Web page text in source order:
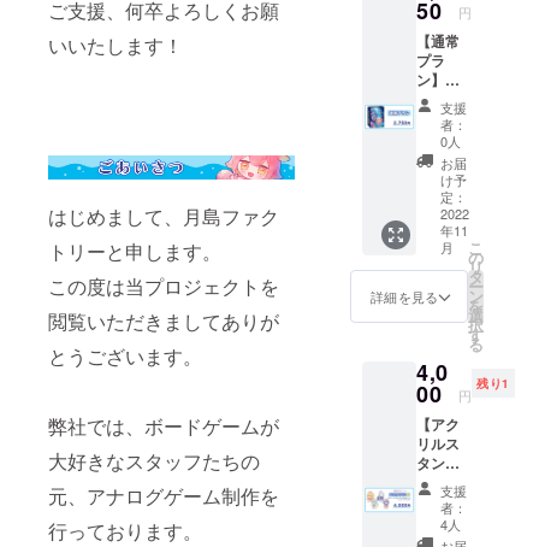
ご支援、何卒よろしくお願
いいたします！
はじめまして、月島ファク
トリーと申します。
この度は当プロジェクトを
閲覧いただきましてありが
とうございます。
弊社では、ボードゲームが
大好きなスタッフたちの
元、アナログゲーム制作を
行っております。
おりま
す。
【料
金】 プ
ラン料
金2,500
円（消
費税
込）+送
50 円
【通常
プラ
ン】
『ぼく
らのう
み』本
体を1
セット
とお礼
のメー
ル＋壁
紙をお
送りす
る通常
プラン
です。
ジェク
ト終了
後、
メール
にてお
礼と壁
紙を送
らせて
いただ
きま
支援
者：
0人
お届
け予
定：
2022
年11
月
詳細を見る
こ
の
リ
タ
ー
ン
を
選
択
す
る
4,0
00 円
残り1
【アク
リルス
タンド4
種】
『ぼく
らのう
み』ア
支援
者：
4人